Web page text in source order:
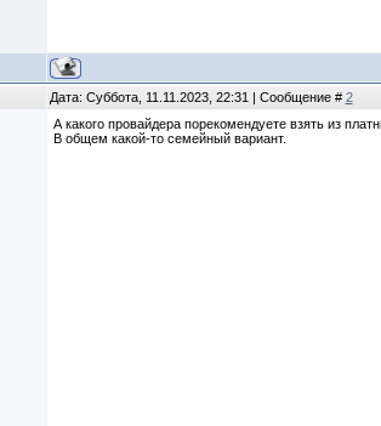
Дата: Суббота, 11.11.2023, 22:31 | Сообщение # 2
А какого провайдера порекомендуете взять из
В общем какой-то семейный вариант.